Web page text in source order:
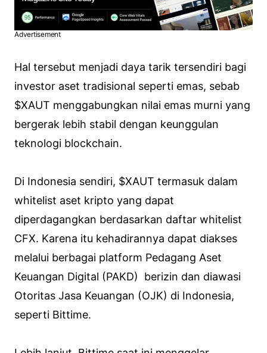
Advertisement
Hal tersebut menjadi daya tarik tersendiri bagi
investor aset tradisional seperti emas, sebab
$XAUT menggabungkan nilai emas murni yang
bergerak lebih stabil dengan keunggulan
teknologi blockchain.
Di Indonesia sendiri, $XAUT termasuk dalam
whitelist aset kripto yang dapat
diperdagangkan berdasarkan daftar whitelist
CFX. Karena itu kehadirannya dapat diakses
melalui berbagai platform Pedagang Aset
Keuangan Digital (PAKD) berizin dan diawasi
Otoritas Jasa Keuangan (OJK) di Indonesia,
seperti Bittime.